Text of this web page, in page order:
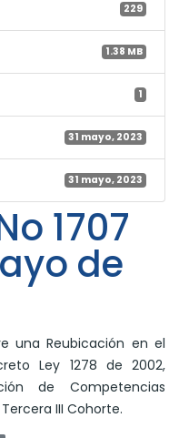
229
1.38 MB
1
31 mayo, 2023
31 mayo, 2023
1707
de
una Reubicación en el
Ley 1278 de 2002,
de Competencias
III Cohorte.